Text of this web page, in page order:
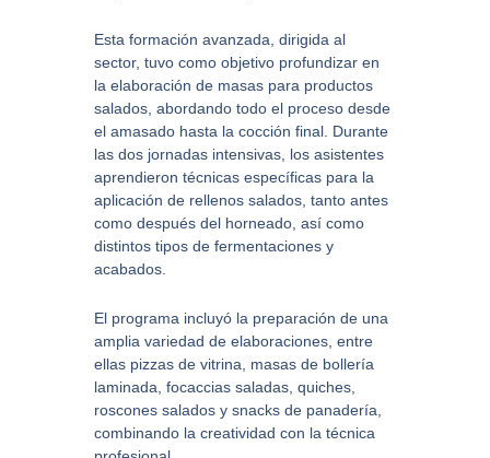
Esta formación avanzada, dirigida al
sector, tuvo como objetivo profundizar en
la elaboración de masas para productos
salados, abordando todo el proceso desde
el amasado hasta la cocción final. Durante
las dos jornadas intensivas, los asistentes
aprendieron técnicas específicas para la
aplicación de rellenos salados, tanto antes
como después del horneado, así como
distintos tipos de fermentaciones y
acabados.
El programa incluyó la preparación de una
amplia variedad de elaboraciones, entre
ellas pizzas de vitrina, masas de bollería
laminada, focaccias saladas, quiches,
roscones salados y snacks de panadería,
combinando la creatividad con la técnica